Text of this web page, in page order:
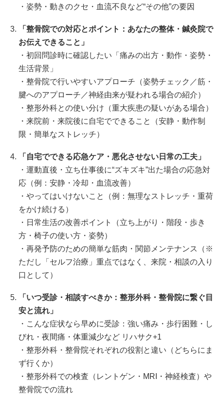
・姿勢・動きのクセ・血流不良など“その他”の要因
「整骨院での対応とポイント：あなたの整体・鍼灸院で
お伝えできること」
・初回問診時に確認したい「痛みの出方・動作・姿勢・
生活背景」
・整骨院で行いやすいアプローチ（姿勢チェック／筋・
腱へのアプローチ／神経由来が疑われる場合の紹介）
・整形外科との使い分け（重大疾患の疑いがある場合）
・来院前・来院後に自宅でできること（安静・動作制
限・簡単なストレッチ）
「自宅でできる応急ケア・悪化させない日常の工夫」
・運動直後・立ち仕事後に“ズキズキ”出た場合の応急対
応（例：安静・冷却・血流改善）
・やってはいけないこと（例：無理なストレッチ・重荷
をかけ続ける）
・日常生活の改善ポイント（立ち上がり・階段・歩き
方・椅子の使い方・姿勢）
・再発予防のための簡単な筋肉・関節メンテナンス（※
ただし「セルフ治療」重点ではなく、来院・相談の入り
口として）
「いつ受診・相談すべきか：整形外科・整骨院に繋ぐ目
安と流れ」
・こんな症状なら早めに受診：強い痛み・歩行困難・し
びれ・夜間痛・体重減少など リハサク+1
・整形外科・整骨院それぞれの役割と違い（どちらにま
ず行くか）
・整形外科での検査（レントゲン・MRI・神経検査）や
整骨院での流れ